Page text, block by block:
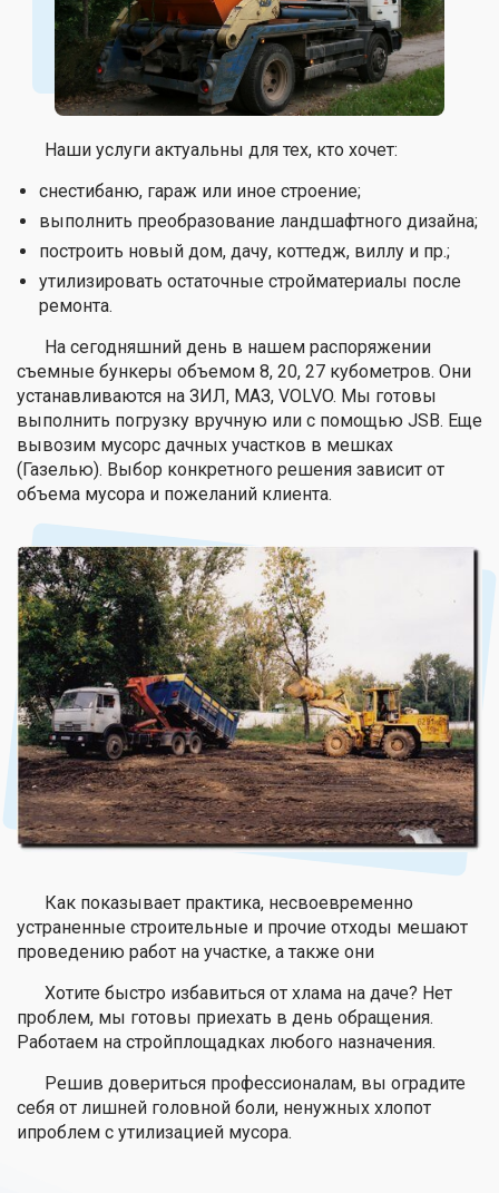
Наши услуги актуальны для тех, кто хочет:
снестибаню, гараж или иное строение;
выполнить преобразование ландшафтного дизайна;
построить новый дом, дачу, коттедж, виллу и пр.;
утилизировать остаточные стройматериалы после
ремонта.
На сегодняшний день в нашем распоряжении
съемные бункеры объемом 8, 20, 27 кубометров. Они
устанавливаются на ЗИЛ, МАЗ, VOLVO. Мы готовы
выполнить погрузку вручную или с помощью JSB. Еще
вывозим мусорс дачных участков в мешках
(Газелью). Выбор конкретного решения зависит от
объема мусора и пожеланий клиента.
Как показывает практика, несвоевременно
устраненные строительные и прочие отходы мешают
проведению работ на участке, а также они
Хотите быстро избавиться от хлама на даче? Нет
проблем, мы готовы приехать в день обращения.
Работаем на стройплощадках любого назначения.
Решив довериться профессионалам, вы оградите
себя от лишней головной боли, ненужных хлопот
ипроблем с утилизацией мусора.